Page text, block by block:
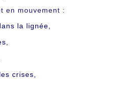
en mouvement :
la lignée,
crises,